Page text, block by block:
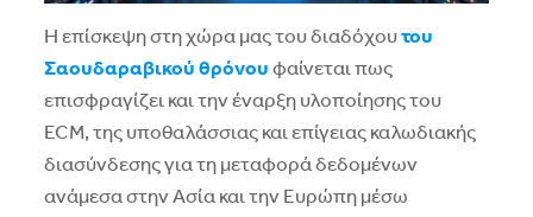
Η επίσκεψη στη χώρα μας του διαδόχουτου
Σαουδαραβικού θρόνου φαίνεται πως
επισφραγίζει και την έναρξη υλοποίησης του
ECM, της υποθαλάσσιας και επίγειας καλωδιακής
διασύνδεσης για τη μεταφορά δεδομένων
ανάμεσα στην Ασία και την Ευρώπη μέσω